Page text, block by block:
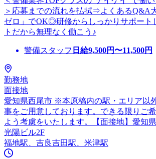
＞応募までの流れを払拭⇒よくあるQ&A
ゼロ」でOK◎研修からしっかりサポート
トだから無理なく働こう♪
警備スタッフ 日給9,500円〜11,500円
勤務地
面接地
愛知県西尾市 ※本原稿内の駅・エリア以
事をご用意しております。できる限りご
よう考慮をいたします。【面接地】愛知
光陽ビル2F
福地駅、吉良吉田駅、米津駅